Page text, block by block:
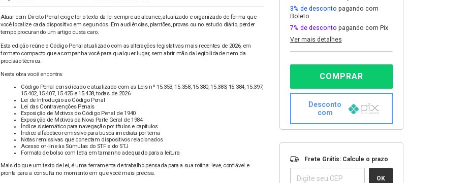
Atuar com Direito Penal exige ter o texto da lei sempre ao alcance, atualizado e organizado de forma que
você localize cada dispositivo em segundos. Em audiências, plantões, provas ou no estudo diário, perder
tempo procurando um artigo custa caro.
Esta edição reúne o Código Penal atualizado com as alterações legislativas mais recentes de 2026, em
formato compacto que acompanha você para qualquer lugar, sem abrir mão da legibilidade nem da
precisão técnica.
Nesta obra você encontra:
Código Penal consolidado e atualizado com as Leis nº 15.353, 15.358, 15.380, 15.383, 15.384, 15.397,
15.402, 15.407, 15.425 e 15.438, todas de 2026
Lei de Introdução ao Código Penal
Lei das Contravenções Penais
Exposição de Motivos do Código Penal de 1940
Exposição de Motivos da Nova Parte Geral de 1984
Índice sistemático para navegação por títulos e capítulos
Índice alfabético-remissivo para busca imediata por tema
Notas remissivas que conectam dispositivos relacionados
Acesso on-line às Súmulas do STF e do STJ
Formato de bolso com letra em tamanho adequado para a leitura
Mais do que um texto de lei, é uma ferramenta de trabalho pensada para a sua rotina: leve, confiável e
pronta para a consulta no momento em que você mais precisa.
3% de desconto pagando com
Boleto
7% de desconto pagando com Pix
Ver mais detalhes
Desconto
com
Entregas para o CEP:
ALTERAR
Frete Grátis: Calcule o prazo
OK